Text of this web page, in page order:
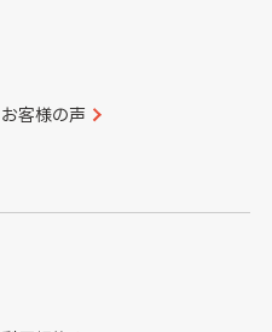
愛媛県
宮崎県
お客様の声